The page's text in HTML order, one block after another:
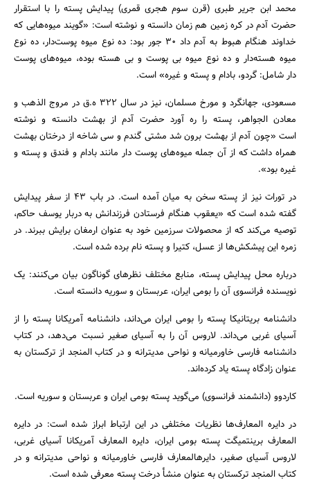
محمد ابن جریر طبری (قرن سوم هجری قمری) پیدایش پسته را با استقرار
حضرت آدم در کره زمین هم زمان دانسته و نوشته است: «گویند میوه‌هایی که
خداوند هنگام هبوط به آدم داد 30 جور بود: ده نوع میوه پوست‌دار، ده نوع
میوه هسته‌دار و ده نوع میوه بی پوست و بی هسته بوده، میوه‌های پوست
دار شامل: گردو، بادام و پسته و غیره» است.
مسعودی، جهانگرد و مورخ مسلمان، نیز در سال ۳۲۲ ه.ق در مروج الذهب و
معادن الجواهر، پسته را ره آورد حضرت آدم از بهشت دانسته و نوشته
است «چون آدم از بهشت برون شد مشتی گندم و سی شاخه از درختان بهشت
همراه داشت که از آن جمله میوه‌های پوست دار مانند بادام و فندق و پسته و
غیره بود».
در تورات نیز از پسته سخن به میان آمده است. در باب ۴۳ از سفر پیدایش
گفته شده است که «یعقوب هنگام فرستادن فرزندانش به دربار یوسف حاکم،
توصیه می‌کند که از محصولات سرزمین خود به عنوان ارمغان برایش ببرند. در
زمره این پیشکش‌ها از عسل، کتیرا و پسته نام برده شده است.
درباره محل پیدایش پسته، منابع مختلف نظرهای گوناگون بیان می‌کنند: یک
نویسنده فرانسوی آن را بومی ایران، عربستان و سوریه دانسته است.
دانشنامه بریتانیکا پسته را بومی ایران می‌داند، دانشنامه آمریکانا پسته را از
آسیای غربی می‌داند. لاروس آن را به آسیای صغیر نسبت می‌دهد، در کتاب
دانشنامه فارسی خاورمیانه و نواحی مدیترانه و در کتاب المنجد از ترکستان به
عنوان زادگاه پسته یاد کرده‌اند.
کاردوو (دانشمند فرانسوی) می‌گوید پسته بومی ایران و عربستان و سوریه است.
در دایره المعارف‌ها نظریات مختلفی در این ارتباط ابراز شده است: در دایره
المعارف برینتمیگت پسته بومی ایران، دایره المعارف آمریکانا آسیای غربی،
لاروس آسیای صغیر، دایرهالمعارف فارسی خاورمیانه و نواحی مدیترانه و در
کتاب المنجد ترکستان به عنوان منشأ درخت پسته معرفی شده است.